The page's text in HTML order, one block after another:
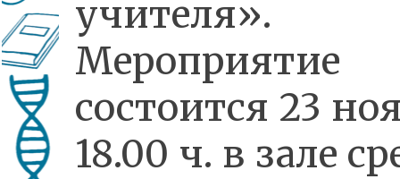
учителя».
Мероприятие
состоится 23
18.00 ч. в зале